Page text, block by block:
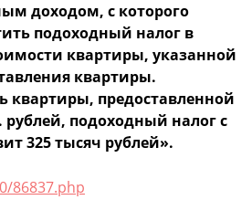
доходом, с которого
подоходный налог в
квартиры, указанной
квартиры.
квартиры, предоставленной
рублей, подоходный налог с
325 тысяч рублей».
86837.php